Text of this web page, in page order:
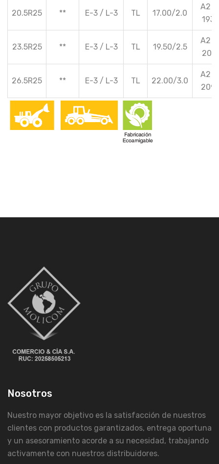
20.5R25 ** E-3 / L-3 TL 17.00/2.0
A2 /
193
23.5R25 ** E-3 / L-3 TL 19.50/2.5
A2 /
201
26.5R25 ** E-3 / L-3 TL 22.00/3.0
A2 /
209
Nosotros
Nuestro mayor objetivo es la satisfacción de nuestros
clientes con productos garantizados, entrega oportuna
y un asesoramiento acorde a su necesidad, trabajando
activamente con nuestros distribuidores.